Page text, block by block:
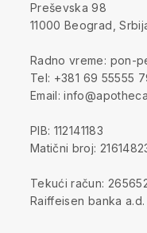
Preševska 98
11000 Beograd,
Radno vreme: pon-
Tel: +381 69 55555
Email:
PIB: 112141183
Matični broj:
Tekući račun:
Raiffeisen banka a.d.